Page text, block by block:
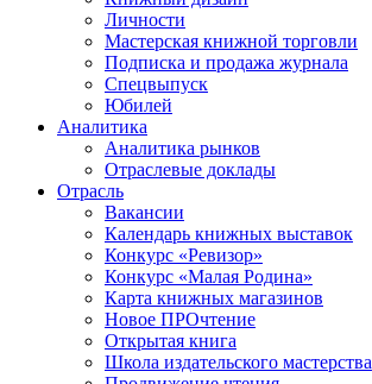
Личности
Мастерская книжной торговли
Подписка и продажа журнала
Спецвыпуск
Юбилей
Аналитика
Аналитика рынков
Отраслевые доклады
Отрасль
Вакансии
Календарь книжных выставок
Конкурс «Ревизор»
Конкурс «Малая Родина»
Карта книжных магазинов
Новое ПРОчтение
Открытая книга
Школа издательского мастерства